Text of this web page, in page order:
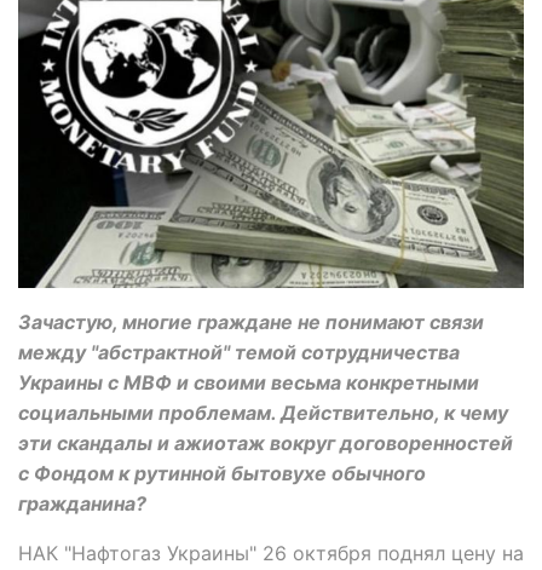
Зачастую, многие граждане не понимают связи
между "абстрактной" темой сотрудничества
Украины с МВФ и своими весьма конкретными
социальными проблемам. Действительно, к чему
эти скандалы и ажиотаж вокруг договоренностей
с Фондом к рутинной бытовухе обычного
гражданина?
НАК "Нафтогаз Украины" 26 октября поднял цену на